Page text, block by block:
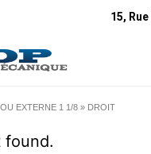
15,
EXTERNE 1 1/8 » DROIT
found.